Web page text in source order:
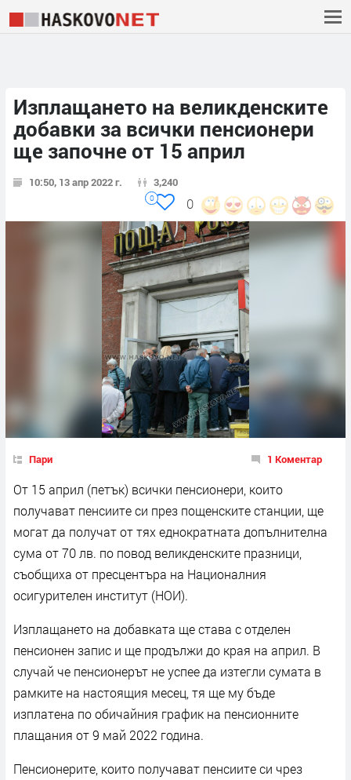
Изплащането на великденските
добавки за всички пенсионери
ще започне от 15 април
10:50, 13 апр 2022 г. 3,240
0
0
Пари 1 Коментар
От 15 април (петък) всички пенсионери, които
получават пенсиите си през пощенските станции, ще
могат да получат от тях еднократната допълнителна
сума от 70 лв. по повод великденските празници,
съобщиха от пресцентъра на Националния
осигурителен институт (НОИ).
Изплащането на добавката ще става с отделен
пенсионен запис и ще продължи до края на април. В
случай че пенсионерът не успее да изтегли сумата в
рамките на настоящия месец, тя ще му бъде
изплатена по обичайния график на пенсионните
плащания от 9 май 2022 година.
Пенсионерите, които получават пенсиите си чрез